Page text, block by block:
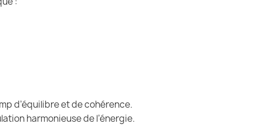
d’équilibre et de cohérence.
harmonieuse de l’énergie.